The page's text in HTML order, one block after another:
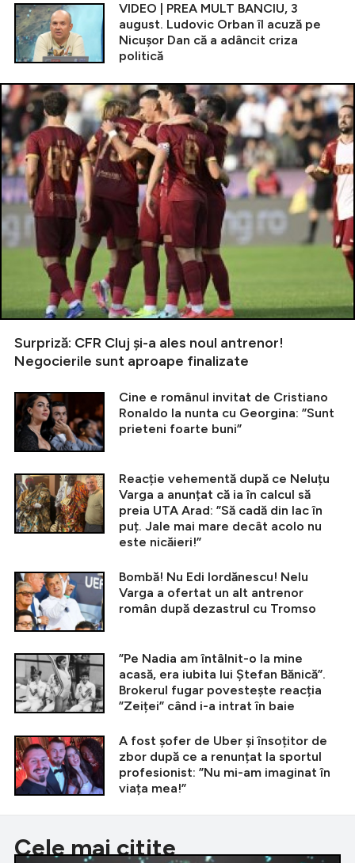
VIDEO | PREA MULT BANCIU, 3
august. Ludovic Orban îl acuză pe
Nicușor Dan că a adâncit criza
politică
Surpriză: CFR Cluj și-a ales noul antrenor!
Negocierile sunt aproape finalizate
Cine e românul invitat de Cristiano
Ronaldo la nunta cu Georgina: ”Sunt
prieteni foarte buni”
Reacție vehementă după ce Neluțu
Varga a anunțat că ia în calcul să
preia UTA Arad: ”Să cadă din lac în
puț. Jale mai mare decât acolo nu
este nicăieri!”
Bombă! Nu Edi Iordănescu! Nelu
Varga a ofertat un alt antrenor
român după dezastrul cu Tromso
”Pe Nadia am întâlnit-o la mine
acasă, era iubita lui Ștefan Bănică”.
Brokerul fugar povestește reacția
”Zeiței” când i-a intrat în baie
A fost șofer de Uber și însoțitor de
zbor după ce a renunțat la sportul
profesionist: ”Nu mi-am imaginat în
viața mea!”
Cele mai citite